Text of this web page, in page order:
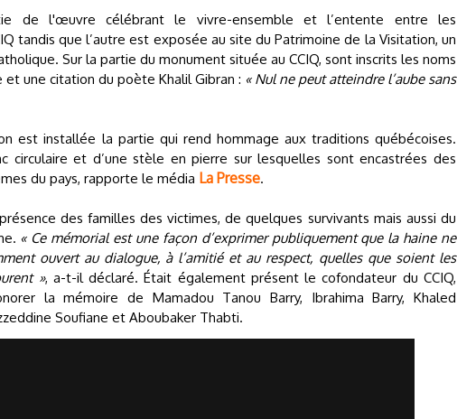
de l'œuvre célébrant le vivre-ensemble et l’entente entre les
tandis que l’autre est exposée au site du Patrimoine de la Visitation, un
Sur la partie du monument située au CCIQ, sont inscrits les noms
une citation du poète Khalil Gibran : « Nul ne peut atteindre l’aube sans
est installée la partie qui rend hommage aux traditions québécoises.
circulaire et d’une stèle en pierre sur lesquelles sont encastrées des
du pays, rapporte le média La Presse.
des familles des victimes, de quelques survivants mais aussi du
« Ce mémorial est une façon d’exprimer publiquement que la haine ne
ouvert au dialogue, à l’amitié et au respect, quelles que soient les
», a-t-il déclaré. Était également présent le cofondateur du CCIQ,
la mémoire de Mamadou Tanou Barry, Ibrahima Barry, Khaled
Soufiane et Aboubaker Thabti.